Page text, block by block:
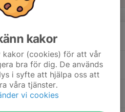
v.16
kakor
kakor (cookies) för att vår
bra för dig. De används
i syfte att hjälpa oss att
våra tjänster.
vi cookies